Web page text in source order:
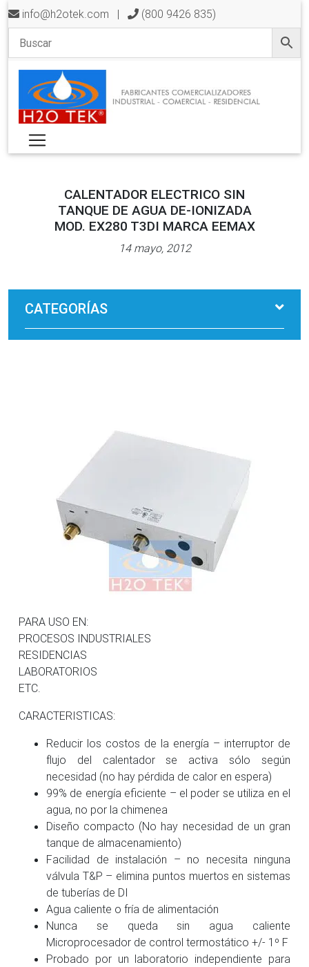
info@h2otek.com | (800 9426 835)
CALENTADOR ELECTRICO SIN
TANQUE DE AGUA DE-IONIZADA
MOD. EX280 T3DI MARCA EEMAX
14 mayo, 2012
CATEGORÍAS
PARA USO EN:
PROCESOS INDUSTRIALES
RESIDENCIAS
LABORATORIOS
ETC.
CARACTERISTICAS:
Reducir los costos de la energía – interruptor de
flujo del calentador se activa sólo según
necesidad (no hay pérdida de calor en espera)
99% de energía eficiente – el poder se utiliza en el
agua, no por la chimenea
Diseño compacto (No hay necesidad de un gran
tanque de almacenamiento)
Facilidad de instalación – no necesita ninguna
válvula T&P – elimina puntos muertos en ​​sistemas
de tuberías de DI
Agua caliente o fría de alimentación
Nunca se queda sin agua caliente
Microprocesador de control termostático +/- 1º F
Probado por un laboratorio independiente para